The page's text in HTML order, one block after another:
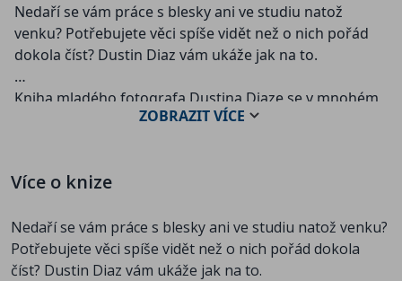
Nedaří se vám práce s blesky ani ve studiu natož
venku? Potřebujete věci spíše vidět než o nich pořád
dokola číst? Dustin Diaz vám ukáže jak na to.
Kniha mladého fotografa Dustina Diaze se v mnohém
liší od jiných. Zabývá se svícením především pro
výbavy se žádné svícení konat nebude) vám předvede
Na jedné straně v knize je výsledný snímek a na druhé
je fotografie celé scény, která ukazuje rozmístění
světel, použité modifikátory – deštníky, softboxy,
ZOBRAZITVÍCE
Více o knize
Nedaří se vám práce s blesky ani ve studiu natož venku?
Potřebujete věci spíše vidět než o nich pořád dokola
číst? Dustin Diaz vám ukáže jak na to.